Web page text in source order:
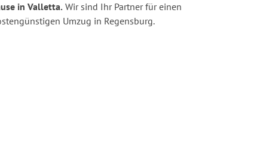
in Valletta. Wir sind Ihr Partner für einen
Umzug in Regensburg.